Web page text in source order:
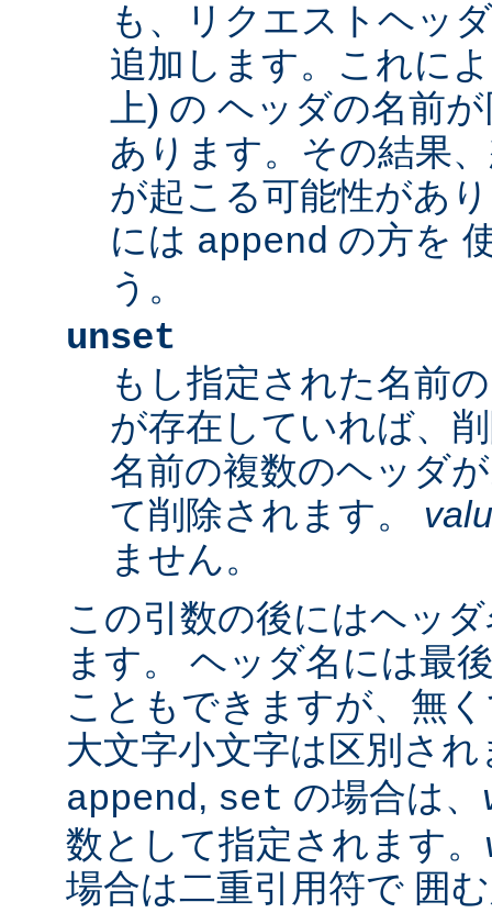
も、リクエストヘッ
追加します。これに
上) の ヘッダの名前
あります。その結果
が起こる可能性があ
には append の方を
う。
unset
もし指定された名前
が存在していれば、
名前の複数のヘッダ
て削除されます。
ません。
この引数の後にはヘッ
ます。 ヘッダ名には最
こともできますが、無
大文字小文字は区別さ
append, set の場合は、
数として指定されます。
場合は二重引用符で 囲